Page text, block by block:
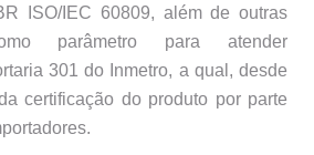
ISO/IEC 60809, além de outras
parâmetro para atender
301 do Inmetro, a qual, desde
certificação do produto por parte